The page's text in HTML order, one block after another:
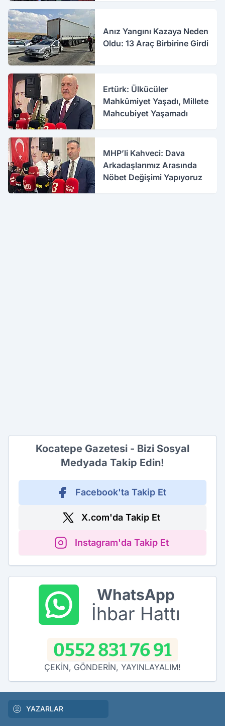
Anız Yangını Kazaya Neden
Oldu: 13 Araç Birbirine Girdi
Ertürk: Ülkücüler
Mahkûmiyet Yaşadı, Millete
Mahcubiyet Yaşamadı
MHP’li Kahveci: Dava
Arkadaşlarımız Arasında
Nöbet Değişimi Yapıyoruz
Kocatepe Gazetesi - Bizi Sosyal
Medyada Takip Edin!
Facebook'ta Takip Et
X.com'da Takip Et
Instagram'da Takip Et
WhatsApp
İhbar Hattı
0552 831 76 91
ÇEKİN, GÖNDERİN, YAYINLAYALIM!
YAZARLAR